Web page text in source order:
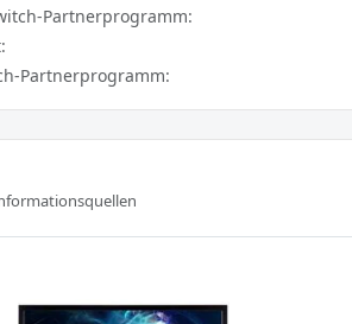
Partnerprogramm:
Partnerprogramm: